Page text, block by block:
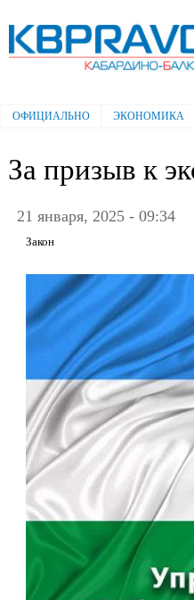
Электронная газета
Балкарская правда"
Главное меню
ОФИЦИАЛЬНО ЭКОНОМИКА
За призыв к
21 января, 2025 - 09:34
Закон